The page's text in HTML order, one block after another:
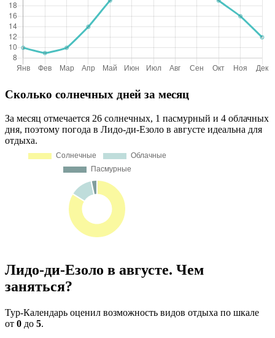
Сколько солнечных дней за месяц
За месяц отмечается 26 солнечных, 1 пасмурный и 4 облачных
дня, поэтому погода в Лидо-ди-Езоло в августе идеальна для
отдыха.
Лидо-ди-Езоло в августе. Чем
заняться?
Тур-Календарь оценил возможность видов отдыха по шкале
от 0 до 5.